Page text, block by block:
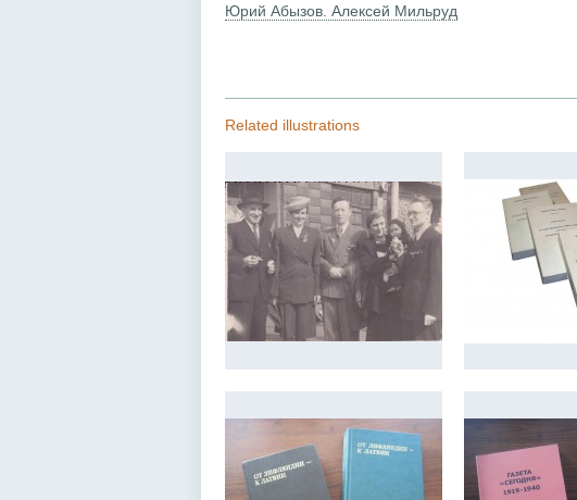
Юрий Абызов. Алексей Мильруд
Related illustrations